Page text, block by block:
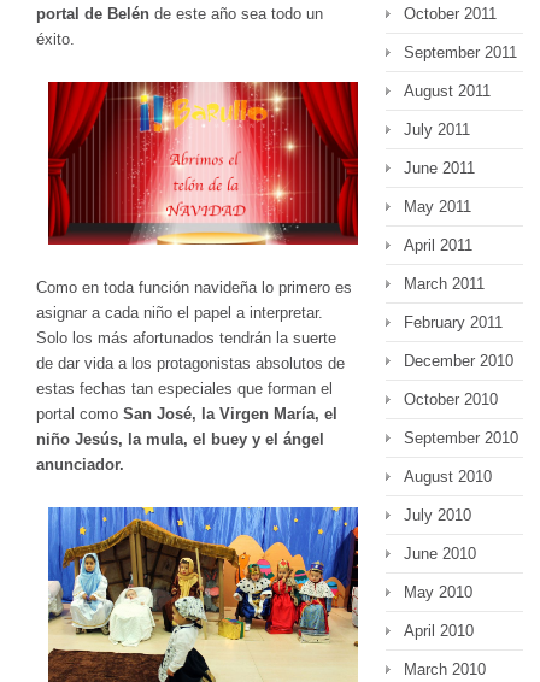
portal de Belén de este año sea todo un
éxito.
Como en toda función navideña lo primero es
asignar a cada niño el papel a interpretar.
Solo los más afortunados tendrán la suerte
de dar vida a los protagonistas absolutos de
estas fechas tan especiales que forman el
portal como San José, la Virgen María, el
niño Jesús, la mula, el buey y el ángel
anunciador.
October 2011
September 2011
August 2011
July 2011
June 2011
May 2011
April 2011
March 2011
February 2011
December 2010
October 2010
September 2010
August 2010
July 2010
June 2010
May 2010
April 2010
March 2010